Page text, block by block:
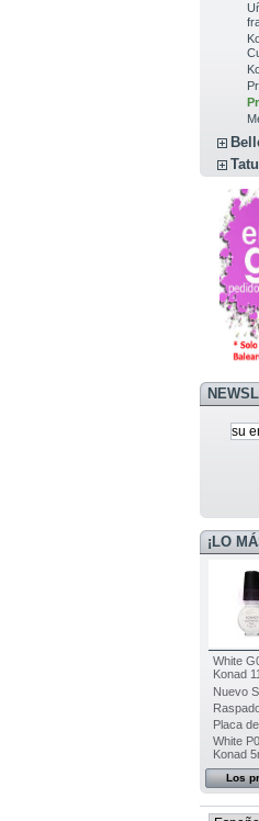
¡LO
White
Konad
Nuevo
Placa
White
Konad
Los